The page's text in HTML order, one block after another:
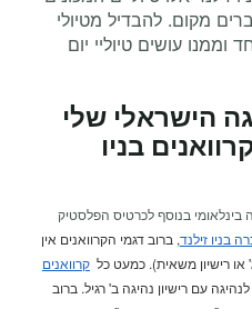
מקום. להבדיל מטיולי
עושים טיוליי יום
הישראלי שלי
בניו
בינלאומי בנוסף לכרטיס הפלסטיק
בניו זילנד, ברוב דגמי הקרוואנים אין
או רישיון משאית). כמעט כל קרוואנים
עם רישיון נהיגה ב' רגיל. ברוב